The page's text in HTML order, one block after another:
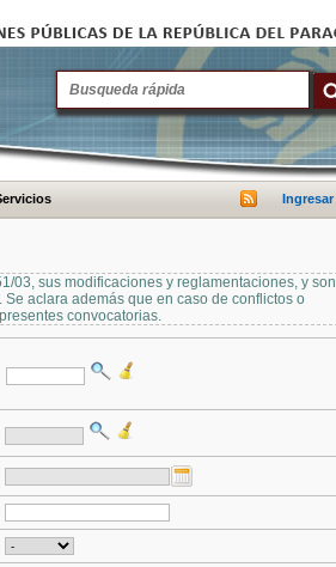
Ingresar
03, sus modificaciones y reglamentaciones, y son
aclara además que en caso de conflictos o
convocatorias.